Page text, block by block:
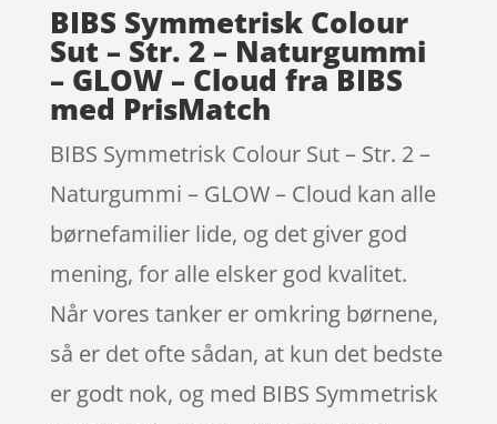
BIBS Symmetrisk Colour
Sut – Str. 2 – Naturgummi
– GLOW – Cloud fra BIBS
med PrisMatch
BIBS Symmetrisk Colour Sut – Str. 2 –
Naturgummi – GLOW – Cloud kan alle
børnefamilier lide, og det giver god
mening, for alle elsker god kvalitet.
Når vores tanker er omkring børnene,
så er det ofte sådan, at kun det bedste
er godt nok, og med BIBS Symmetrisk